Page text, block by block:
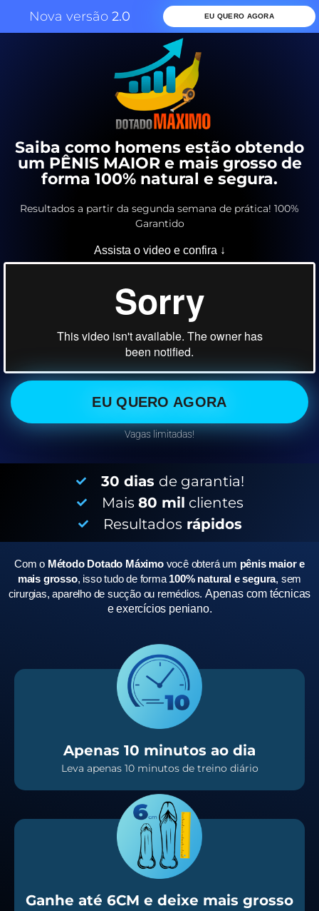
Nova versão 2.0 EU QUERO AGORA
Saiba como homens estão obtendo
um PÊNIS MAIOR e mais grosso de
forma 100% natural e segura.
Resultados a partir da segunda semana de prática! 100%
Garantido
Assista o video e confira ↓
EU QUERO AGORA
Vagas limitadas!
30 dias de garantia!
Mais 80 mil clientes
Resultados rápidos
Com o Método Dotado Máximo você obterá um pênis maior e
mais grosso, isso tudo de forma 100% natural e segura, sem
cirurgias, aparelho de sucção ou remédios.Apenas com técnicas
e exercícios peniano.
Apenas 10 minutos ao dia
Leva apenas 10 minutos de treino diário
Ganhe até 6CM e deixe mais grosso